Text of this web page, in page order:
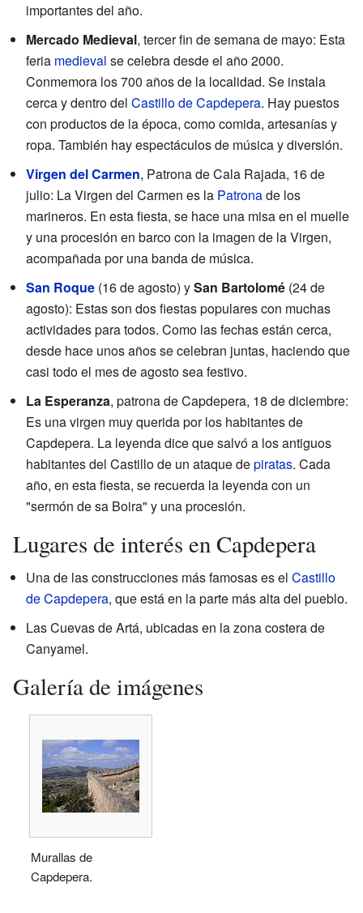
importantes del año.
Mercado Medieval, tercer fin de semana de mayo: Esta
feria medieval se celebra desde el año 2000.
Conmemora los 700 años de la localidad. Se instala
cerca y dentro del Castillo de Capdepera. Hay puestos
con productos de la época, como comida, artesanías y
ropa. También hay espectáculos de música y diversión.
Virgen del Carmen, Patrona de Cala Rajada, 16 de
julio: La Virgen del Carmen es la Patronade los
marineros. En esta fiesta, se hace una misa en el muelle
y una procesión en barco con la imagen de la Virgen,
acompañada por una banda de música.
San Roque (16 de agosto) ySan Bartolomé (24 de
agosto): Estas son dos fiestas populares con muchas
actividades para todos. Como las fechas están cerca,
desde hace unos años se celebran juntas, haciendo que
casi todo el mes de agosto sea festivo.
La Esperanza, patrona de Capdepera, 18 de diciembre:
Es una virgen muy querida por los habitantes de
Capdepera. La leyenda dice que salvó a los antiguos
habitantes del Castillo de un ataque depiratas. Cada
año, en esta fiesta, se recuerda la leyenda con un
"sermón de sa Boira" y una procesión.
Lugares de interés en Capdepera
Una de las construcciones más famosas es el Castillo
de Capdepera, que está en la parte más alta del pueblo.
Las Cuevas de Artá, ubicadas en la zona costera de
Canyamel.
Galería de imágenes
Murallas de
Capdepera.